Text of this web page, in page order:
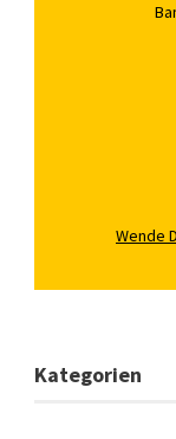
Wende
Kategorien